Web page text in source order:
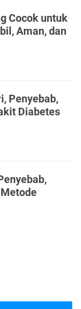
Cocok untuk
Aman, dan
Penyebab,
Diabetes